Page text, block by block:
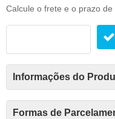
Calcule o frete e o prazo
Informações do
Formas de